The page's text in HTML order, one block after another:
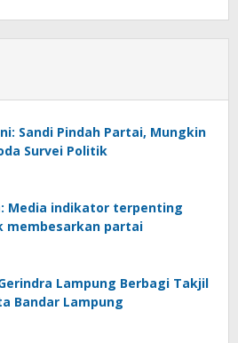
Sandi Pindah Partai, Mungkin
Survei Politik
Media indikator terpenting
membesarkan partai
Lampung Berbagi Takjil
Bandar Lampung